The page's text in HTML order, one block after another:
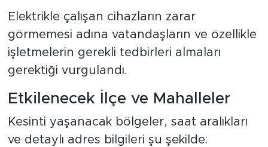
Elektrikle çalışan cihazların zarar
görmemesi adına vatandaşların ve özellikle
işletmelerin gerekli tedbirleri almaları
gerektiği vurgulandı.
Etkilenecek İlçe ve Mahalleler
Kesinti yaşanacak bölgeler, saat aralıkları
ve detaylı adres bilgileri şu şekilde: